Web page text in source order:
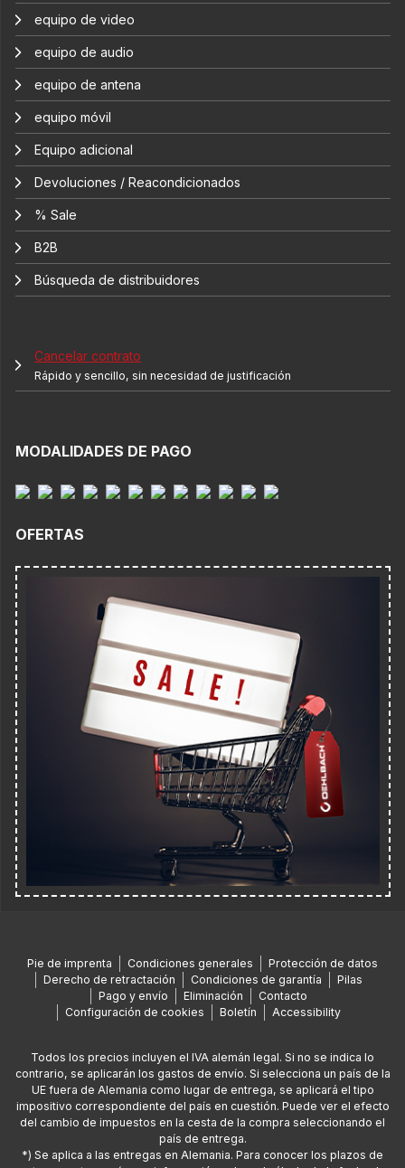
equipo de video
equipo de audio
equipo de antena
equipo móvil
Equipo adicional
Devoluciones / Reacondicionados
% Sale
B2B
Búsqueda de distribuidores
Cancelar contrato
Rápido y sencillo, sin necesidad de justificación
MODALIDADES DE PAGO
OFERTAS
Pie de imprenta Condiciones generales
Protección de datos
Derecho de retractación
Condiciones de garantía
Pilas
Pago y envío
Eliminación
Contacto
Configuración de cookies
Boletín Accessibility
Todos los precios incluyen el IVA alemán legal. Si no se indica lo
contrario, se aplicarán los gastos de envío. Si selecciona un país de la
UE fuera de Alemania como lugar de entrega, se aplicará el tipo
impositivo correspondiente del país en cuestión. Puede ver el efecto
del cambio de impuestos en la cesta de la compra seleccionando el
país de entrega.
*) Se aplica a las entregas en Alemania. Para conocer los plazos de